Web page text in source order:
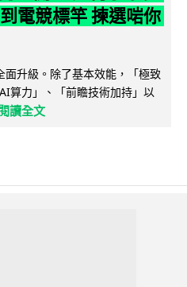
電競標竿 揀選啱你
升級。除了基本效能，「極致
算力」、「前瞻技術加持」以
讀全文